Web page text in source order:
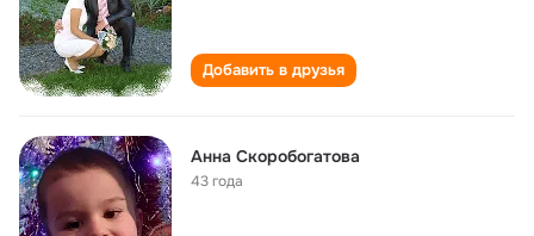
Добавить в друзья
Анна Скоробогатова
43 года